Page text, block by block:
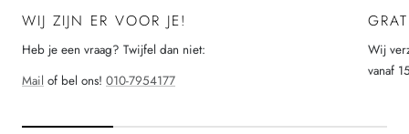
WIJ ZIJN ER VOOR JE!
Heb je een vraag? Twijfel dan niet:
Mail of bel ons! 010-7954177
Wij
vanaf